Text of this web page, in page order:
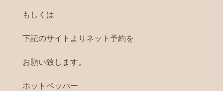
もしくは
下記のサイトよりネット予約を
お願い致します。
ホットペッパー